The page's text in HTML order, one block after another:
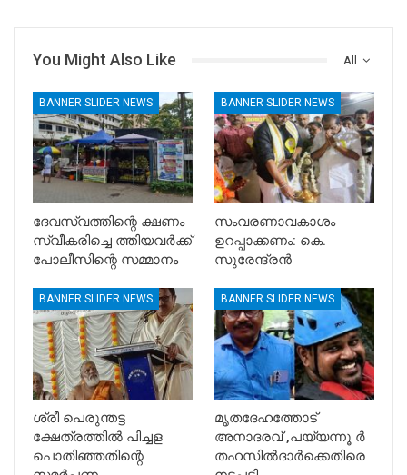
All
You Might Also Like
BANNER SLIDER NEWS
ദേവസ്വത്തിന്റെ ക്ഷണം
സ്വീകരിച്ചെ ത്തിയവർക്ക്
പോലീസിന്റെ സമ്മാനം
BANNER SLIDER NEWS
സംവരണാവകാശം
ഉറപ്പാക്കണം: കെ.
സുരേന്ദ്രൻ
BANNER SLIDER NEWS
ശ്രീ പെരുന്തട്ട
ക്ഷേത്രത്തിൽ പിച്ചള
പൊതിഞ്ഞതിന്റെ
BANNER SLIDER NEWS
മൃതദേഹത്തോട്
അനാദരവ് ,പയ്യന്നൂ ർ
തഹസിൽദാർക്കെതിരെ